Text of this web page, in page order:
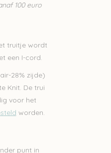
100 euro
truitje wordt
een I-cord.
28% zijde)
Knit. De trui
voor het
worden.
punt in